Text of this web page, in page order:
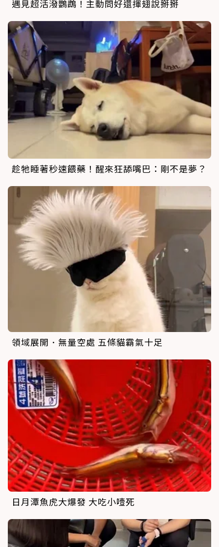
遇見超活潑鸚鵡！主動問好還揮翅說掰掰
趁牠睡著秒速餵藥！醒來狂舔嘴巴：剛不是夢？
領域展開．無量空處 五條貓霸氣十足
日月潭魚虎大爆發 大吃小噎死